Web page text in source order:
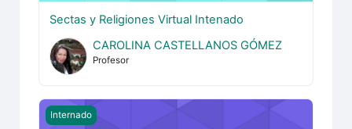
Sectas y Religiones Virtual Intenado
CAROLINA CASTELLANOS GÓMEZ
Profesor
Libros Poéticos Virtual Internado
Internado